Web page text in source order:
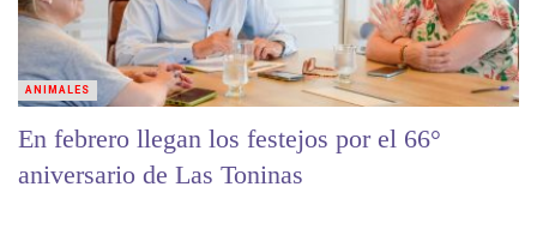
En febrero llegan los festejos por el 66°
aniversario de Las Toninas
ANIMALES